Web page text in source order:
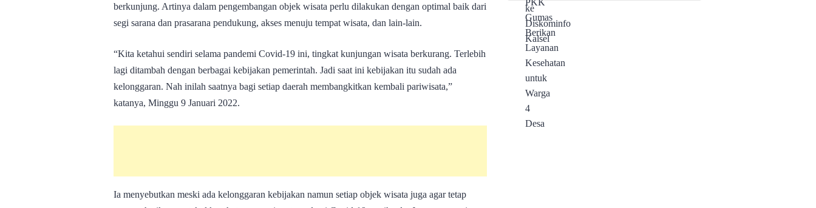
berkunjung. Artinya dalam pengembangan objek wisata perlu dilakukan dengan optimal baik dari
segi sarana dan prasarana pendukung, akses menuju tempat wisata, dan lain-lain.
“Kita ketahui sendiri selama pandemi Covid-19 ini, tingkat kunjungan wisata berkurang. Terlebih
lagi ditambah dengan berbagai kebijakan pemerintah. Jadi saat ini kebijakan itu sudah ada
kelonggaran. Nah inilah saatnya bagi setiap daerah membangkitkan kembali pariwisata,”
katanya, Minggu 9 Januari 2022.
Ia menyebutkan meski ada kelonggaran kebijakan namun setiap objek wisata juga agar tetap